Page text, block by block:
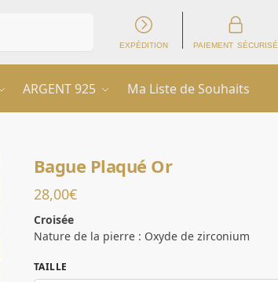
EXPÉDITION PAIEMENT SÉCURISÉ
ARGENT 925 Ma Liste de Souhaits
Bague Plaqué Or
28,00€
Croisée
Nature de la pierre : Oxyde de zirconium
TAILLE